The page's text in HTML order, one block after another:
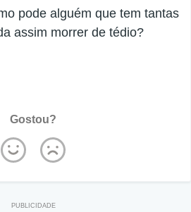
pode alguém que tem tantas
assim morrer de tédio?
Gostou?